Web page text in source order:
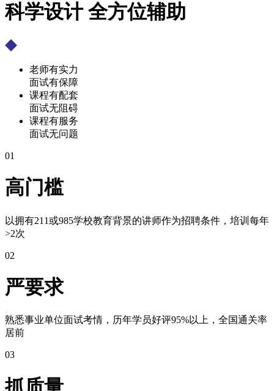
科学设计 全方位辅助
老师有实力
面试有保障
课程有配套
面试无阻碍
课程有服务
面试无问题
01
高门槛
以拥有211或985学校教育背景的讲师作为招聘条件，培训每年
>2次
02
严要求
熟悉事业单位面试考情，历年学员好评95%以上，全国通关率
居前
03